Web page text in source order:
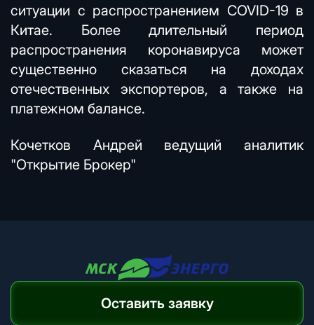
ситуации с распространением COVID-19 в
Китае. Более длительный период
распространения коронавируса может
существенно сказаться на доходах
отечественных экспортеров, а также на
платежном балансе.
Кочетков Андрей ведущий аналитик
"Открытие Брокер"
Оставить заявку